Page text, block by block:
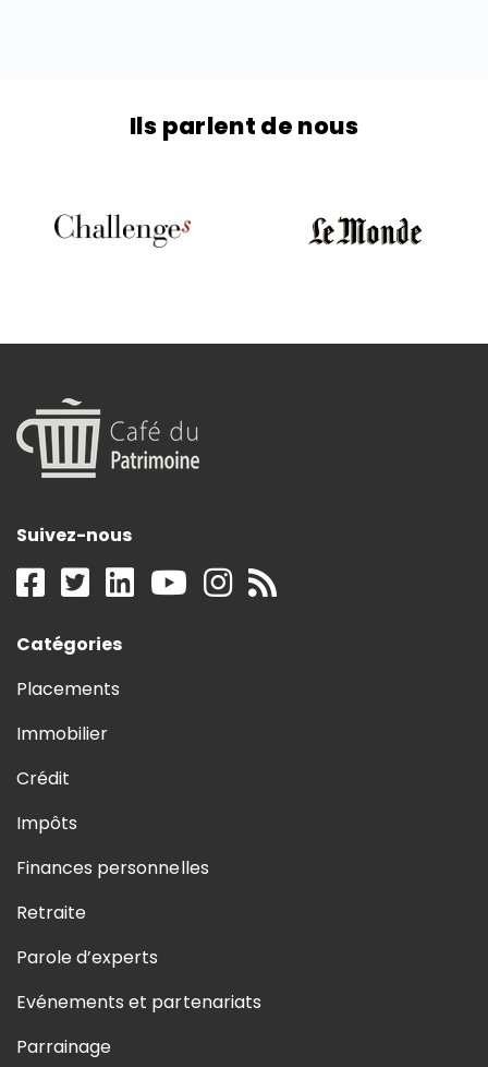
crédit à la consommation. Découvrons-en plus sur le
Ils parlent de nous
Suivez-nous
Catégories
Placements
Immobilier
Crédit
Impôts
Finances personnelles
Retraite
Parole d’experts
Evénements et partenariats
Parrainage